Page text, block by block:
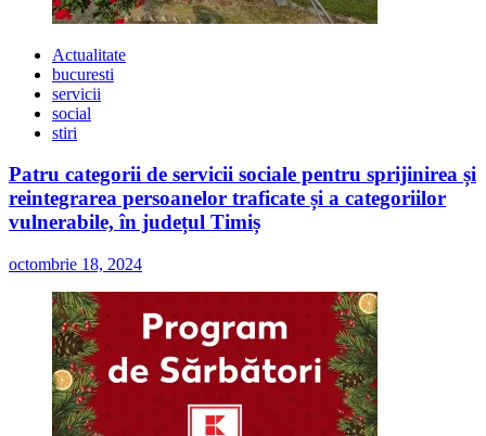
Actualitate
bucuresti
servicii
social
stiri
Patru categorii de servicii sociale pentru sprijinirea și
reintegrarea persoanelor traficate și a categoriilor
vulnerabile, în județul Timiș
octombrie 18, 2024